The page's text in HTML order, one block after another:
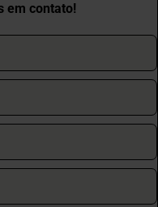
em contato!